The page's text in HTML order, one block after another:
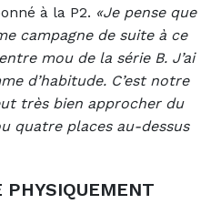
à la P2. «Je pense que
campagne de suite à ce
mou de la série B. J’ai
d’habitude. C’est notre
très bien approcher du
quatre places au-dessus
PHYSIQUEMENT